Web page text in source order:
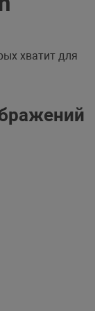
хватит для